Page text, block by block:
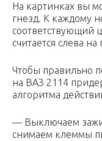
На картинках вы
гнезд. К каждому
соответствующий
считается слева на
Чтобы правильно
на ВАЗ 2114
алгоритма
— Выключаем
снимаем клеммы